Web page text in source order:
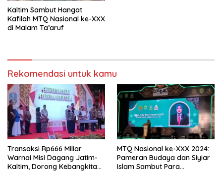
Kaltim Sambut Hangat
Kafilah MTQ Nasional ke-XXX
di Malam Ta’aruf
Rekomendasi untuk kamu
Transaksi Rp666 Miliar
Warnai Misi Dagang Jatim-
Kaltim, Dorong Kebangkitan
MTQ Nasional ke-XXX 2024:
Pameran Budaya dan Siyiar
Islam Sambut Para